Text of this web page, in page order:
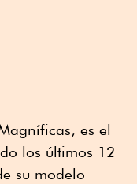
es el
los últimos 12
su modelo